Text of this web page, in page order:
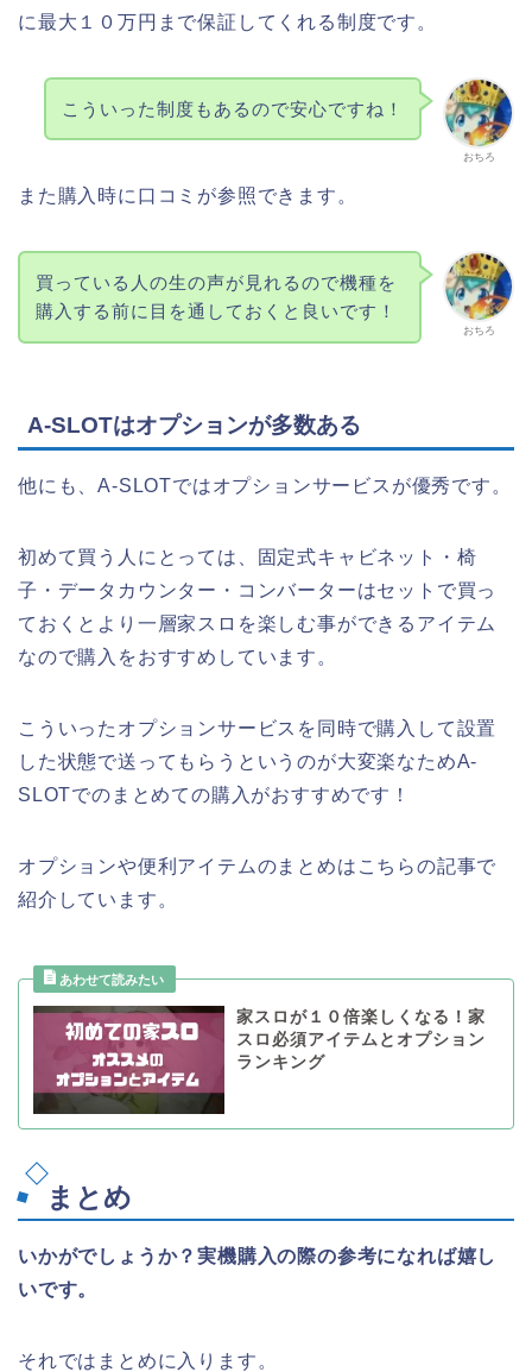
に最大１０万円まで保証してくれる制度です。
おちろ
こういった制度もあるので安心ですね！
また購入時に口コミが参照できます。
おちろ
買っている人の生の声が見れるので機種を
購入する前に目を通しておくと良いです！
A-SLOTはオプションが多数ある
他にも、A-SLOTではオプションサービスが優秀です。
初めて買う人にとっては、固定式キャビネット・椅
子・データカウンター・コンバーターはセットで買っ
ておくとより一層家スロを楽しむ事ができるアイテム
なので購入をおすすめしています。
こういったオプションサービスを同時で購入して設置
した状態で送ってもらうというのが大変楽なためA-
SLOTでのまとめての購入がおすすめです！
オプションや便利アイテムのまとめはこちらの記事で
紹介しています。
家スロが１０倍楽しくなる！家
スロ必須アイテムとオプション
ランキング
まとめ
いかがでしょうか？実機購入の際の参考になれば嬉し
いです。
それではまとめに入ります。